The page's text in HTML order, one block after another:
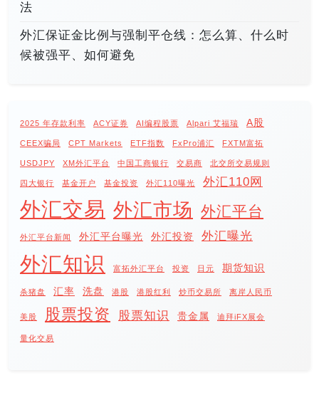
法
外汇保证金比例与强制平仓线：怎么算、什么时
候被强平、如何避免
2025 年存款利率 ACY证券 AI编程股票 Alpari 艾福瑞 A股
CEEX骗局 CPT Markets ETF指数 FxPro浦汇 FXTM富拓
USDJPY XM外汇平台 中国工商银行 交易商 北交所交易规则
四大银行 基金开户 基金投资 外汇110曝光 外汇110网
外汇交易 外汇市场 外汇平台
外汇平台新闻 外汇平台曝光 外汇投资 外汇曝光
外汇知识 富拓外汇平台 投资 日元 期货知识
杀猪盘 汇率 洗盘 港股 港股红利 炒币交易所 离岸人民币
美股 股票投资 股票知识 贵金属 迪拜iFX展会
量化交易